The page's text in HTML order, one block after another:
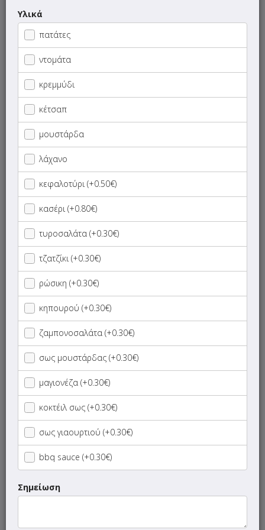
ΜΕΝΟΥ
Γρήγορη
αναζήτηση
προϊόντος...
SUPER Προσφορές
Νηστίσιμα
Πίτες
Ψωμάκια
Μπαγκέτες
Τεμάχια
Μερίδες
Club Sandwich
Φτιάξε το Δικό σου Τοστ
Burgers
Πίτσες (18:00 - 01:00)
Ζυμαρικά
Υλικά
πατάτες
ντομάτα
κρεμμύδι
κέτσαπ
μουστάρδα
λάχανο
κεφαλοτύρι (+0.50€)
κασέρι (+0.80€)
τυροσαλάτα (+0.30€)
τζατζίκι (+0.30€)
ρώσικη (+0.30€)
κηπουρού (+0.30€)
ζαμπονοσαλάτα (+0.30€)
σως μουστάρδας (+0.30€)
μαγιονέζα (+0.30€)
κοκτέιλ σως (+0.30€)
σως γιαουρτιού (+0.30€)
bbq sauce (+0.30€)
Σημείωση